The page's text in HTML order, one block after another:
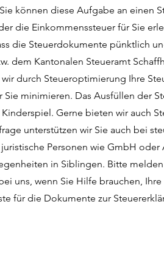
können diese Aufgabe an einen
die Einkommenssteuer für Sie
die Steuerdokumente pünktlich
dem Kantonalen Steueramt
durch Steueroptimierung Ihre
minimieren. Das Ausfüllen der
Gerne bieten wir auch
unterstützen wir Sie auch bei
Personen wie GmbH oder
in Siblingen. Bitte
uns, wenn Sie Hilfe brauchen,
für die Dokumente zur